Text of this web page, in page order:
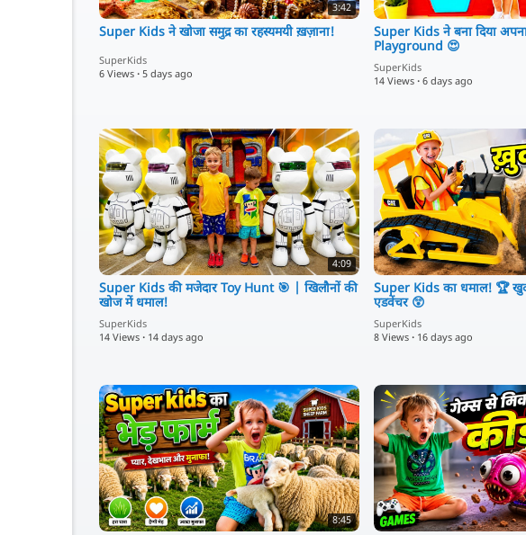
3:42
Super Kids ने खोजा समुद्र का रहस्यमयी ख़ज़ाना!
SuperKids
6 Views · 5 days ago
Super Kids ने बना दिया
Playground 😍
SuperKids
14 Views · 6 days ago
4:09
Super Kids की मजेदार Toy Hunt 🎯 | खिलौनों की
खोज में धमाल!
SuperKids
14 Views · 14 days ago
Super Kids का धमाल! 🏆
एडवेंचर 😲
SuperKids
8 Views · 16 days ago
8:45